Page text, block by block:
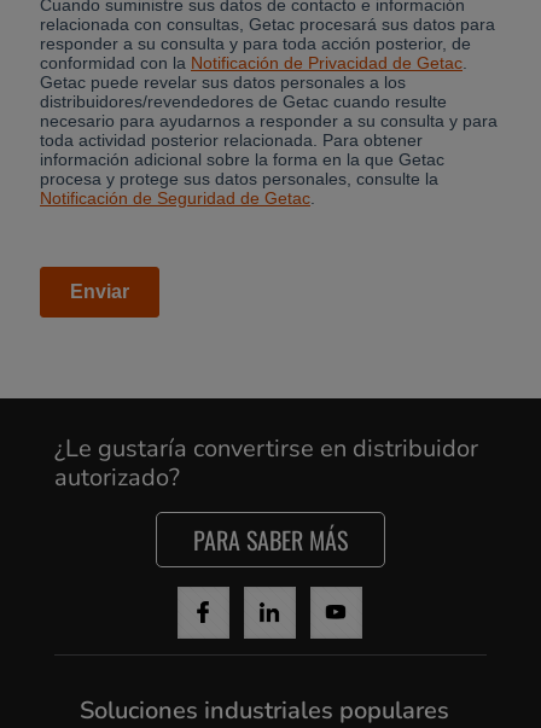
¿Le gustaría convertirse en distribuidor
autorizado?
PARA SABER MÁS
Soluciones industriales populares